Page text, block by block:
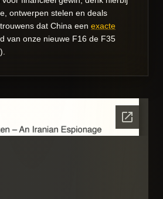
ontwerpen stelen en deals
dat China een exacte
van onze nieuwe F16 de F35